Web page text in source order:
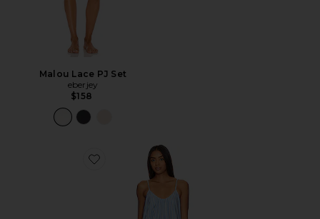
Malou Lace PJ Set
eberjey
$158
Favorite CONJUNTO DE PIJAMA CAMISOLA E